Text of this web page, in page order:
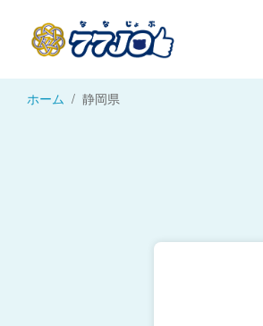
ホーム 静岡県